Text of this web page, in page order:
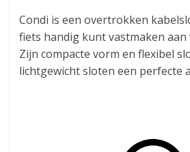
Condi is een overtrokken
fiets handig kunt vastmaken aan
Zijn compacte vorm en flexibel
lichtgewicht sloten een perfecte